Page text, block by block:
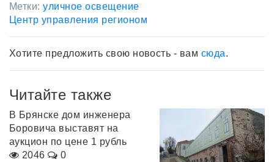
Метки:уличное освещение
Центр управления регионом
Хотите предложить свою новость - вам сюда.
Читайте также
В Брянске дом инженера
Боровича выставят на
аукцион по цене 1 рубль
2046
0